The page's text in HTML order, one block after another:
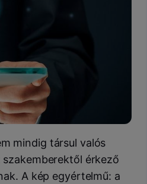
mindig társul valós
érkező
A kép egyértelmű: a